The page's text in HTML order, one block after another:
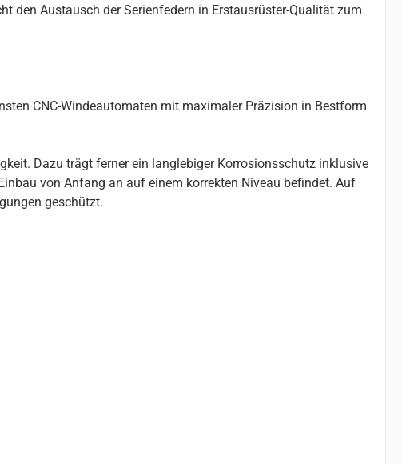
den Austausch der Serienfedern in Erstausrüster-Qualität zum
CNC-Windeautomaten mit maximaler Präzision in Bestform
Dazu trägt ferner ein langlebiger Korrosionsschutz inklusive
von Anfang an auf einem korrekten Niveau befindet. Auf
geschützt.